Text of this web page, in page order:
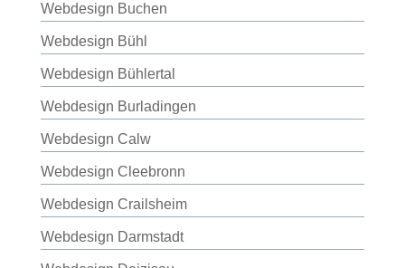
Webdesign Buchen
Webdesign Bühl
Webdesign Bühlertal
Webdesign Burladingen
Webdesign Calw
Webdesign Cleebronn
Webdesign Crailsheim
Webdesign Darmstadt